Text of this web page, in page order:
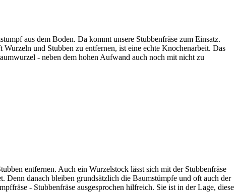
aus dem Boden. Da kommt unsere Stubbenfräse zum Einsatz.
und Stubben zu entfernen, ist eine echte Knochenarbeit. Das
- neben dem hohen Aufwand auch noch mit nicht zu
entfernen. Auch ein Wurzelstock lässt sich mit der Stubbenfräse
Denn danach bleiben grundsätzlich die Baumstümpfe und oft auch der
- Stubbenfräse ausgesprochen hilfreich. Sie ist in der Lage, diese